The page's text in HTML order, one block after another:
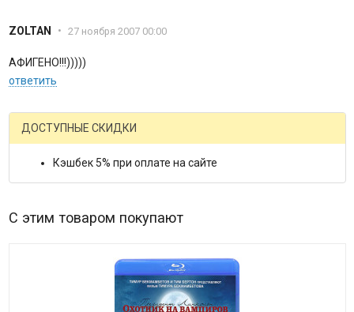
ZOLTAN • 27 ноября 2007 00:00
АФИГЕНО!!!)))))
ответить
ДОСТУПНЫЕ СКИДКИ
Кэшбек 5% при оплате на сайте
С этим товаром покупают